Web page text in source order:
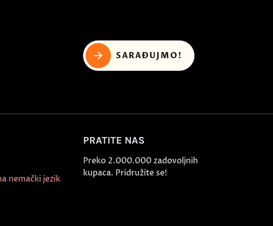
SARAĐUJMO!
nemački jezik
PRATITE NAS
Preko 2.000.000 zadovoljnih
kupaca. Pridružite se!